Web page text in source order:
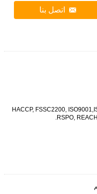
اتصل بنا
HACCP, FSSC2200,
RSPO,